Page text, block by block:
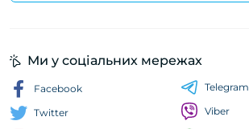
Ми у соціальних мережах
Facebook
Twitter
Telegram
Viber